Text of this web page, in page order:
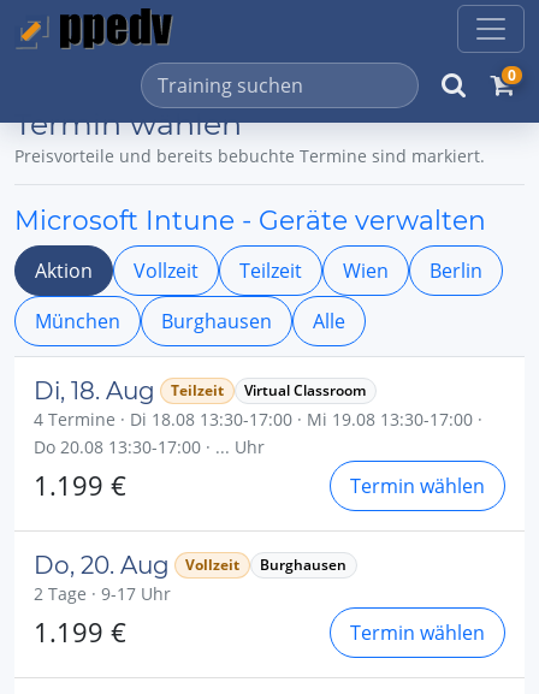
0
Termin wählen
Preisvorteile und bereits bebuchte Termine sind markiert.
Microsoft Intune - Geräte verwalten
Aktion Vollzeit Teilzeit Wien
Berlin
München
Burghausen Alle
Di, 18. Aug Teilzeit Virtual Classroom
4 Termine · Di 18.08 13:30-17:00 · Mi 19.08 13:30-17:00 ·
Do 20.08 13:30-17:00 · ... Uhr
1.199 € Termin wählen
Do, 20. Aug Vollzeit Burghausen
2 Tage · 9-17 Uhr
1.199 € Termin wählen